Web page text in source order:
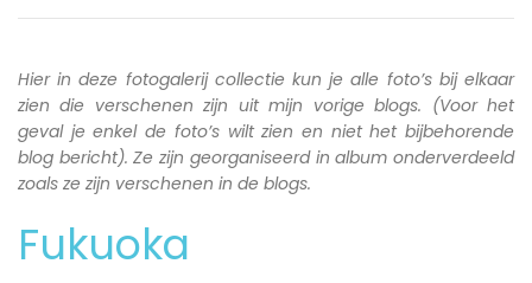
Hier in deze fotogalerij collectie kun je alle foto’s bij elkaar
zien die verschenen zijn uit mijn vorige blogs. (Voor het
geval je enkel de foto’s wilt zien en niet het bijbehorende
blog bericht). Ze zijn georganiseerd in album onderverdeeld
zoals ze zijn verschenen in de blogs.
Fukuoka